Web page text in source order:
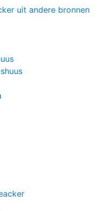
uit andere bronnen